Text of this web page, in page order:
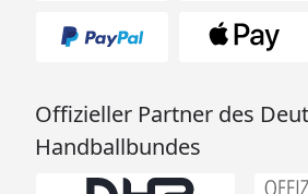
Offizieller Partner des
Handballbundes